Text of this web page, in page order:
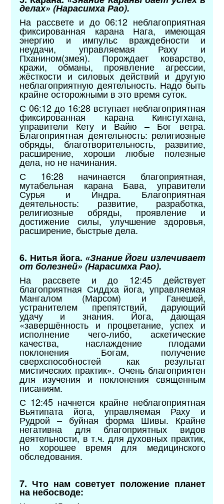
делах» (Нарасимха Рао).
На рассвете и до 06:12 неблагоприятная
фиксированная карана Нага, имеющая
энергию и импульс враждебности и
неудачи, управляемая Раху и
Пханином(змея). Порождает коварство,
кражи, обманы, проявление агрессии,
жёсткости и силовых действий и другую
неблагоприятную деятельность. Надо быть
крайне осторожными в это время суток.
С 06:12 до 16:28 вступает неблагоприятная
фиксированная карана Кинстугхана,
управители Кету и Вайю – Бог ветра.
Благоприятная деятельность: религиозные
обряды, благотворительность, развитие,
расширение, хороши любые полезные
дела, но не начинания.
С 16:28 начинается благоприятная,
мутабельная карана Бава, управители
Сурья и Индра. Благоприятная
деятельность: развитие, разработка,
религиозные обряды, проявление и
достижение силы, улучшение здоровья,
расширение, быстрые дела.
6. Нитья йога. «Знание Йоги излечивает
от болезней» (Нарасимха Рао).
На рассвете и до 12:45 действует
благоприятная Сиддха йога, управляемая
Мангалом (Марсом) и Ганешей,
устранителем препятствий, дарующий
удачу и знания. Йога, дающая
«завершённость и процветание, успех и
исполнение чего-либо, аскетические
качества, наслаждение плодами
поклонения Богам, получение
сверхспособностей как результат
мистических практик». Очень благоприятен
для изучения и поклонения священным
писаниям.
С 12:45 начнется крайне неблагоприятная
Вьятипата йога, управляемая Раху и
Рудрой – буйная форма Шивы. Крайне
негативна для благоприятных видов
деятельности, в т.ч. для духовных практик,
но хорошее время для медицинского
обследования.
7. Что нам советует положение планет
на небосводе: